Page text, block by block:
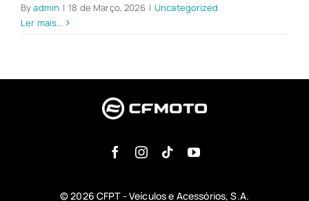
Byadmin | 18 de Março, 2026 | Uncategorized
Ler mais...
© 2026 CFPT - Veículos e Acessórios, S.A.